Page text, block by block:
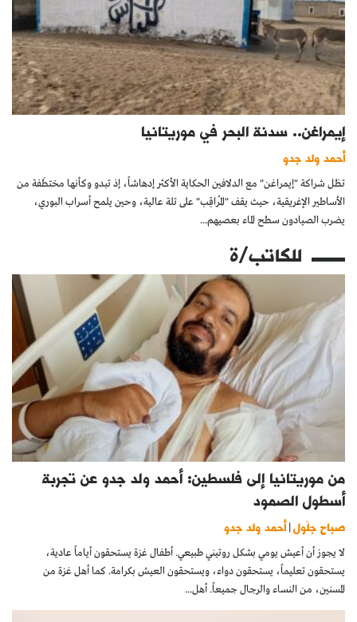
إيمراغن.. سدنة البحر في موريتانيا
أحمد ولد جدو
تظل شراكة "إيمراغن" مع الدلافين الحكاية الأكثر إدهاشاً، إذ تبدو وكأنها مختطَفة من
الأساطير الإغريقية، حيث يقف "المُراقِب" على تلة عالية، وحين يلمح أسراب البوري،
يضرب الصيادون سطح الماء بعصيهم...
للكاتب/ة
من موريتانيا إلى فلسطين: أحمد ولد جدو عن تجربة
أسطول الصمود
صباح جلّول | أحمد ولد جدو
لا يجوز أن أعيش يومي بشكل روتيني طبيعي. أطفال غزة يستحقون أياماً عادية،
يستحقون تعليماً، يستحقون دواء، ويستحقون العيش بكرامة. كما أهل غزة من
المسنين، من النساء والرجال جميعاً. أهل...